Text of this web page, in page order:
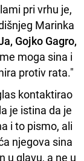
pri vrhu je,
Marinka
Gojko Gagro,
moga sina i
protiv rata."
kontaktirao
je istina da je
i to pismo, ali
njegova sina
u glavu, a ne u